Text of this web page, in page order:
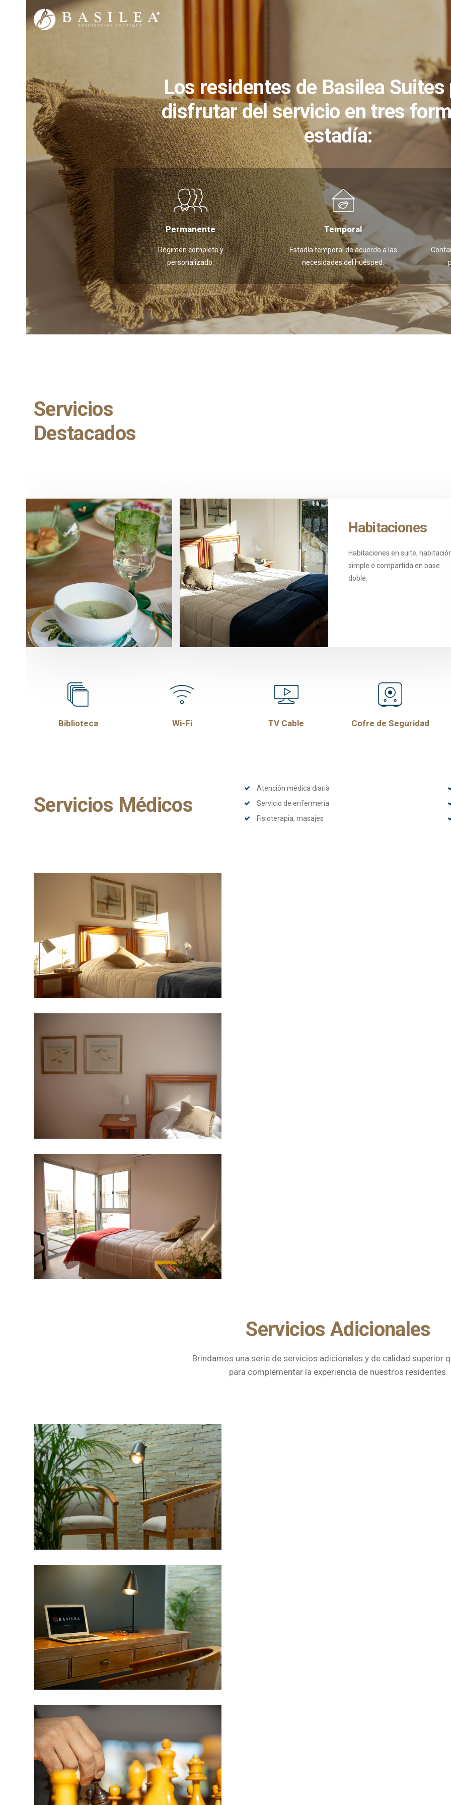
Los residentes de Basilea Suites
disfrutar del servicio en tres
estadía:
Permanente
Régimen completo y
personalizado.
Temporal
Estadía temporal de acuerdo a las
necesidades del huésped.
Servicios
Destacados
Gastronomía
Brindamos una gastronomía
Premium con menú
personalizado según el plan de
alimentación individual a cargo de
nuestra nutricionista.
Habitaciones
Habitaciones en suite,
simple o compartida en base
doble.
Biblioteca Wi-Fi TV Cable Cofre de Seguridad
Servicios Médicos
Atención médica diaria
Servicio de enfermería
Fisioterapia, masajes
Servicios Adicionales
Brindamos una serie de servicios adicionales y de calidad superior
para complementar la experiencia de nuestros residentes.